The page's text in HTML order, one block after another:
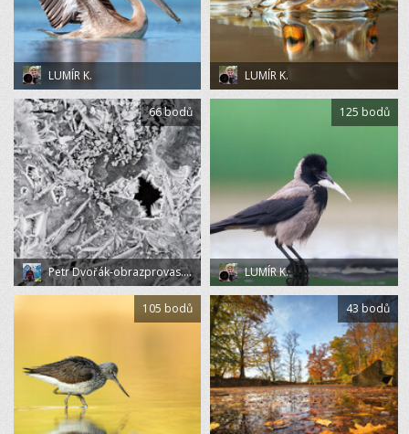
LUMÍR K. LUMÍR K.
Petr Dvořák-obrazprovas.cz
66 bodů
LUMÍR K.
125 bodů
105 bodů 43 bodů